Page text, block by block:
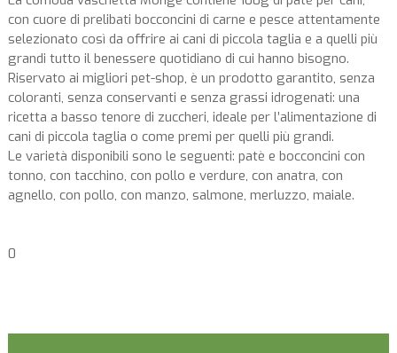
con cuore di prelibati bocconcini di carne e pesce attentamente
selezionato così da offrire ai cani di piccola taglia e a quelli più
grandi tutto il benessere quotidiano di cui hanno bisogno.
Riservato ai migliori pet-shop, è un prodotto garantito, senza
coloranti, senza conservanti e senza grassi idrogenati: una
ricetta a basso tenore di zuccheri, ideale per l’alimentazione di
cani di piccola taglia o come premi per quelli più grandi.
Le varietà disponibili sono le seguenti: patè e bocconcini con
tonno, con tacchino, con pollo e verdure, con anatra, con
agnello, con pollo, con manzo, salmone, merluzzo, maiale.
0